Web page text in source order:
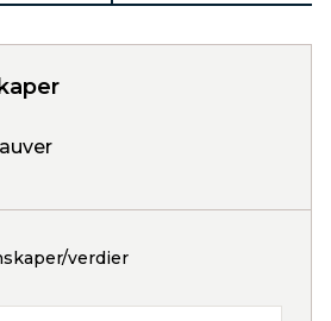
verdier